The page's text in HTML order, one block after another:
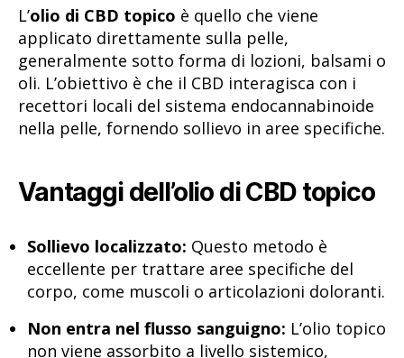
L’olio di CBD topico è quello che viene
applicato direttamente sulla pelle,
generalmente sotto forma di lozioni, balsami o
oli. L’obiettivo è che il CBD interagisca con i
recettori locali del sistema endocannabinoide
nella pelle, fornendo sollievo in aree specifiche.
Vantaggi dell’olio di CBD topico
Sollievo localizzato: Questo metodo è
eccellente per trattare aree specifiche del
corpo, come muscoli o articolazioni doloranti.
Non entra nel flusso sanguigno: L’olio topico
non viene assorbito a livello sistemico,